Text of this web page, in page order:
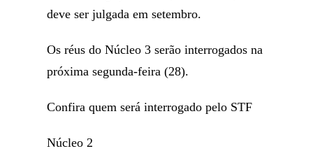
deve ser julgada em setembro.
Os réus do Núcleo 3 serão interrogados na
próxima segunda-feira (28).
Confira quem será interrogado pelo STF
Núcleo 2